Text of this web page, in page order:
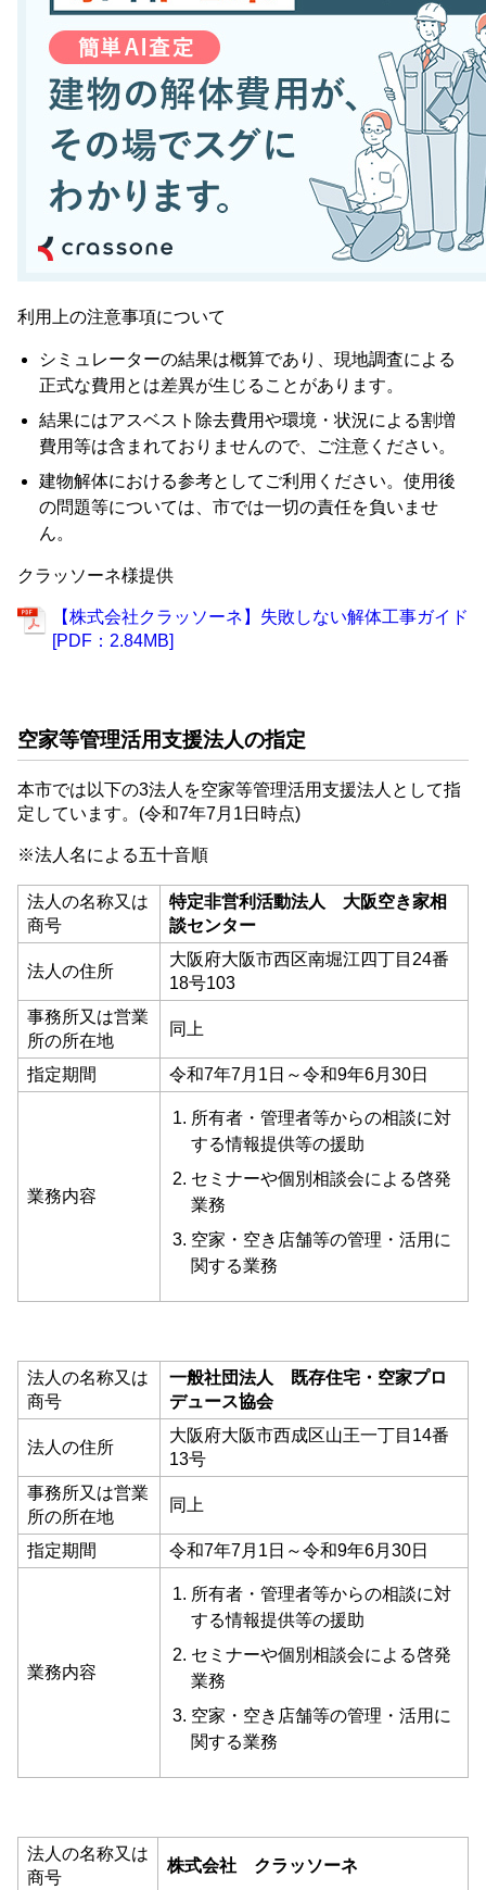
利用上の注意事項について
シミュレーターの結果は概算であり、現地調査による
正式な費用とは差異が生じることがあります。
結果にはアスベスト除去費用や環境・状況による割増
費用等は含まれておりませんので、ご注意ください。
建物解体における参考としてご利用ください。使用後
の問題等については、市では一切の責任を負いませ
ん。
クラッソーネ様提供
【株式会社クラッソーネ】失敗しない解体工事ガイド
[PDF：2.84MB]
空家等管理活用支援法人の指定
本市では以下の3法人を空家等管理活用支援法人として指
定しています。(令和7年7月1日時点)
※法人名による五十音順
法人の名称又は
商号
特定非営利活動法人 大阪空き家相
談センター
法人の住所
大阪府大阪市西区南堀江四丁目24番
18号103
事務所又は営業
所の所在地
同上
指定期間 令和7年7月1日～令和9年6月30日
業務内容
所有者・管理者等からの相談に対
する情報提供等の援助
セミナーや個別相談会による啓発
業務
空家・空き店舗等の管理・活用に
関する業務
法人の名称又は
商号
一般社団法人 既存住宅・空家プロ
デュース協会
法人の住所
大阪府大阪市西成区山王一丁目14番
13号
事務所又は営業
所の所在地
同上
指定期間 令和7年7月1日～令和9年6月30日
業務内容
所有者・管理者等からの相談に対
する情報提供等の援助
セミナーや個別相談会による啓発
業務
空家・空き店舗等の管理・活用に
関する業務
法人の名称又は
商号
株式会社 クラッソーネ